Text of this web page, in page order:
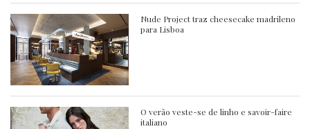
Nude Project traz cheesecake madrileno
para Lisboa
O verão veste-se de linho e savoir-faire
italiano